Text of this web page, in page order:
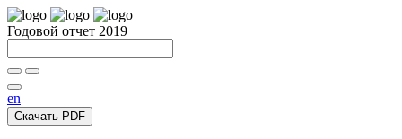
Годовой отчет 2019
en
Скачать PDF